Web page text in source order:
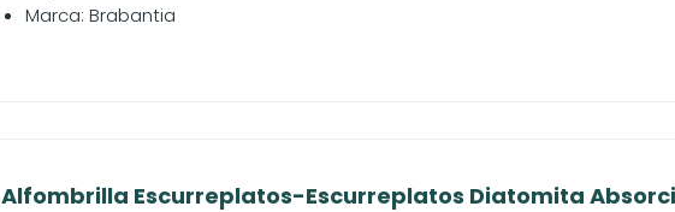
Marca: Brabantia
Alfombrilla Escurreplatos-Escurreplatos Diatomita